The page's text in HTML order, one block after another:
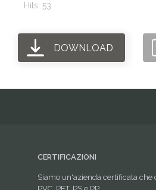
Hits: 53
DOWNLOAD
CERTIFICAZIONI
Siamo un'azienda certificata che